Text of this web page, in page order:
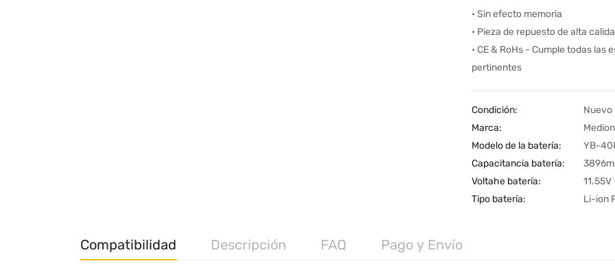
• Sin efecto memoria
• Pieza de repuesto de alta
• CE & RoHs - Cumple todas
pertinentes
Condición:
Nuevo
Marca:
Medion
Modelo de la batería:
YB-
Capacitancia batería:
Voltahe batería:
11.55V
Tipo batería:
Li-ion
Compatibilidad Descripción FAQ Pago y Envío